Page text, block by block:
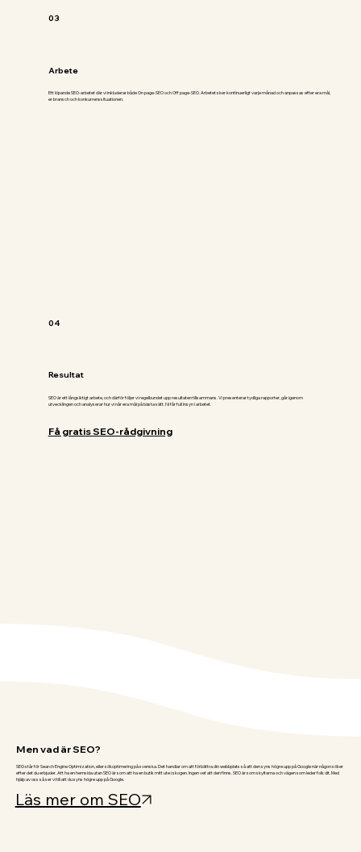
03
Arbete
Ett löpande SEO-arbetet där vi inkluderar både On page-SEO och Off page-SEO. Arbetet sker kontinuerligt varje månad och anpassas efter era mål,
er bransch och konkurrenssituationen.
04
Resultat
SEO är ett långsiktigt arbete, och därför följer vi regelbundet upp resultaten tillsammans. Vi presenterar tydliga rapporter, går igenom
utvecklingen och analyserar hur vi når era mål på bästa sätt. Ni får full insyn i arbetet.
Få gratis SEO-rådgivning
Men vad är SEO?
SEO står för Search Engine Optimization, eller sökoptimering på svenska. Det handlar om att förbättra din webbplats så att den syns högre upp på Google när någon söker
efter det du erbjuder. Att ha en hemsida utan SEO är som att ha en butik mitt ute i skogen. Ingen vet att den finns. SEO är som skyltarna och vägen som leder folk dit. Med
hjälp av oss så ser vi till att du syns högre upp på Google.
Läs mer om SEO